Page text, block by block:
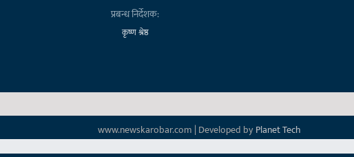
प्रबन्ध निर्देशक:
कृष्ण श्रेष्ठ
www.newskarobar.com | Developed byPlanet Tech